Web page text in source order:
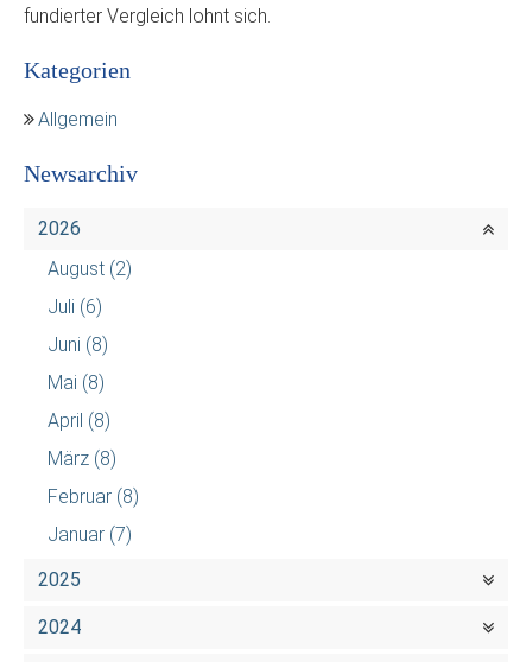
fundierter Vergleich lohnt sich.
Kategorien
Allgemein
Newsarchiv
2026
August (2)
Juli (6)
Juni (8)
Mai (8)
April (8)
März (8)
Februar (8)
Januar (7)
2025
2024